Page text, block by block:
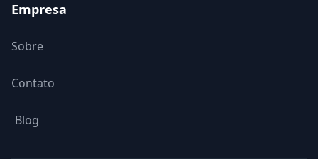
Empresa
Sobre
Contato
Blog